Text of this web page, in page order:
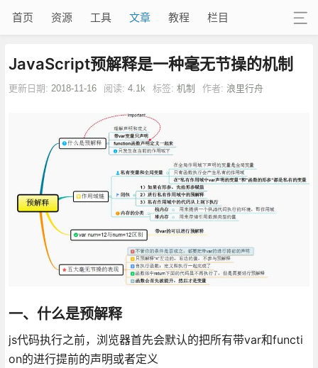
首页 资源 工具 文章 教程 栏目
JavaScript预解释是一种毫无节操的机制
更新日期: 2018-11-16 阅读: 4.1k 标签: 机制 作者: 浪里行舟
一、什么是预解释
js代码执行之前，浏览器首先会默认的把所有带var和functi
on的进行提前的声明或者定义